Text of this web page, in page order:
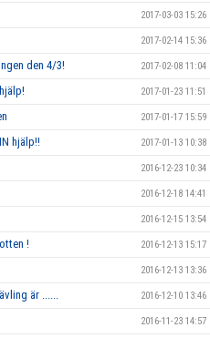
2017-03-03 15:26
2017-02-14 15:36
den 4/3! 2017-02-08 11:04
2017-01-23 11:51
2017-01-17 15:59
hjälp!! 2017-01-13 10:38
2016-12-23 10:34
2016-12-18 14:41
2016-12-15 13:54
! 2016-12-13 15:17
2016-12-13 13:36
är ...... 2016-12-10 13:46
2016-11-23 14:57